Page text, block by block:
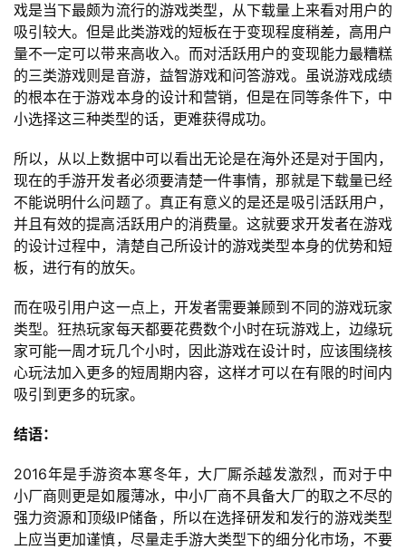
7
月
3
0
日
游
茶
接
会
上
站
中
文
戏是当下最颇为流行的游戏类型，从下载量上来看对用户的
吸引较大。但是此类游戏的短板在于变现程度稍差，高用户
量不一定可以带来高收入。而对活跃用户的变现能力最糟糕
的三类游戏则是音游，益智游戏和问答游戏。虽说游戏成绩
的根本在于游戏本身的设计和营销，但是在同等条件下，中
小选择这三种类型的话，更难获得成功。
所以，从以上数据中可以看出无论是在海外还是对于国内，
现在的手游开发者必须要清楚一件事情，那就是下载量已经
不能说明什么问题了。真正有意义的是还是吸引活跃用户，
并且有效的提高活跃用户的消费量。这就要求开发者在游戏
的设计过程中，清楚自己所设计的游戏类型本身的优势和短
板，进行有的放矢。
而在吸引用户这一点上，开发者需要兼顾到不同的游戏玩家
类型。狂热玩家每天都要花费数个小时在玩游戏上，边缘玩
家可能一周才玩几个小时，因此游戏在设计时，应该围绕核
心玩法加入更多的短周期内容，这样才可以在有限的时间内
吸引到更多的玩家。
结语：
2016年是手游资本寒冬年，大厂厮杀越发激烈，而对于中
小厂商则更是如履薄冰，中小厂商不具备大厂的取之不尽的
强力资源和顶级IP储备，所以在选择研发和发行的游戏类型
上应当更加谨慎，尽量走手游大类型下的细分化市场，不要